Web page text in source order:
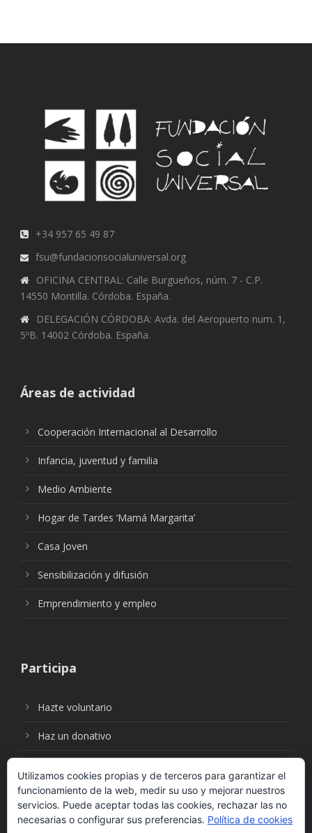
+34 957 65 49 87
fsu@fundacionsocialuniversal.org
OFICINA CENTRAL: Calle Burgueños, núm. 7 - C.P.
14550 Montilla. Córdoba. España.
DELEGACIÓN CÓRDOBA: Avda. del Aeropuerto num. 1,
5ºB. 14002 Córdoba. España.
Áreas de actividad
Cooperación Internacional al Desarrollo
Infancia, juventud y familia
Medio Ambiente
Hogar de Tardes ‘Mamá Margarita’
Casa Joven
Sensibilización y difusión
Emprendimiento y empleo
Participa
Hazte voluntario
Haz un donativo
Síguenos en:
Utilizamos cookies propias y de terceros para garantizar el
funcionamiento de la web, medir su uso y mejorar nuestros
servicios. Puede aceptar todas las cookies, rechazar las no
necesarias o configurar sus preferencias. Política de cookies